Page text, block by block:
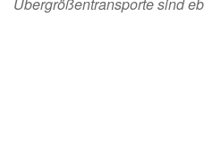
Übergrößentransporte sind